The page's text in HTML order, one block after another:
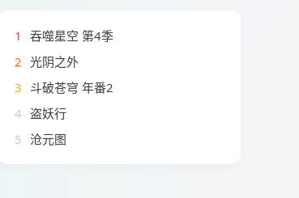
1
吞噬星空 第4季
2 光阴之外
3 斗破苍穹 年番2
4 盗妖行
5 沧元图